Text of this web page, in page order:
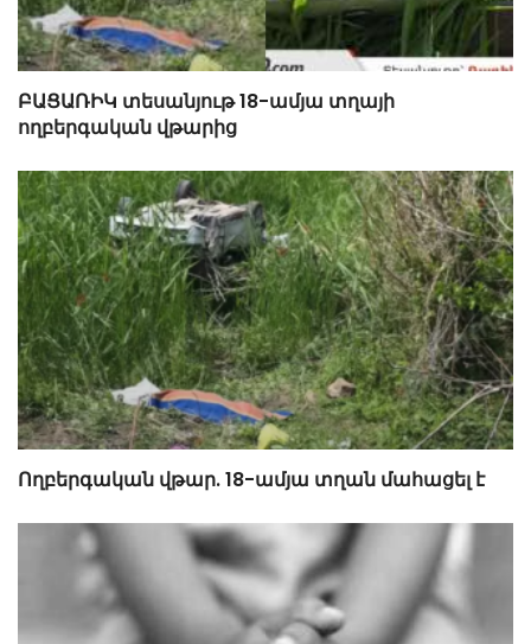
ԲԱՑԱՌԻԿ տեսանյութ 18-ամյա տղայի
ողբերգական վթարից
Ողբերգական վթար. 18-ամյա տղան մահացել է